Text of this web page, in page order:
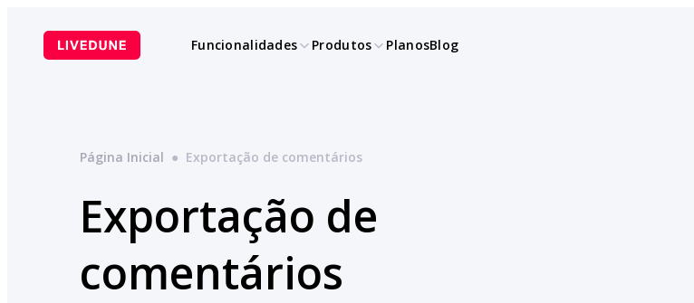
Funcionalidades Produtos PlanosBlog
Página Inicial ● Exportação de comentários
Exportação de
comentários